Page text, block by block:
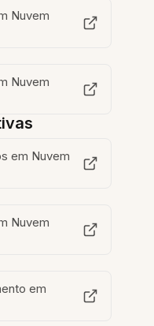
Nuvem
Nuvem
em Nuvem
Nuvem
em